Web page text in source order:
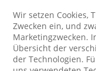
Wir setzen Cookies,
Zwecken ein, und
Marketingzwecken.
Übersicht der
der Technologien.